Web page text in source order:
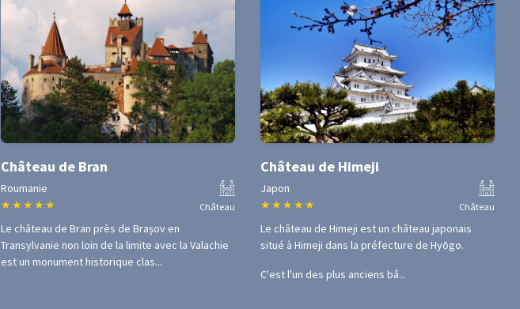
Château de Bran
Roumanie
★ ★ ★ ★ ★ Château
Le château de Bran près de Brașov en
Transylvanie non loin de la limite avec la Valachie
est un monument historique clas...
Château de Himeji
Japon
★ ★ ★ ★ ★ Château
Le château de Himeji est un château japonais
situé à Himeji dans la préfecture de Hyōgo.
C'est l'un des plus anciens bâ...